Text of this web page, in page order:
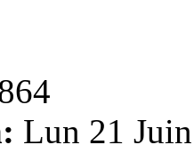
Lun 21